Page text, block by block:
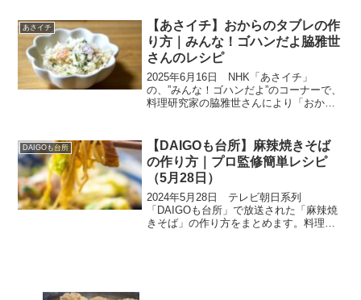
日本人の80％以上が基準値に足りていな
いとか。正...
あさイチ
【あさイチ】おからのタブレの作
り方｜みんな！ゴハンだよ脇雅世
さんのレシピ
2025年6月16日 NHK「あさイチ」
の、”みんな！ゴハンだよ”のコーナーで、
料理研究家の脇雅世さんにより「おから
フランス料理のクスクスを使ったタブレ
をおからに代用し...
DAIGOも台所
【DAIGOも台所】麻辣焼きそば
の作り方｜プロ監修簡単レシピ
（5月28日）
2024年5月28日 テレビ朝日系列
「DAIGOも台所」で放送された「麻辣焼
きそば」の作り方をまとめます。料理番